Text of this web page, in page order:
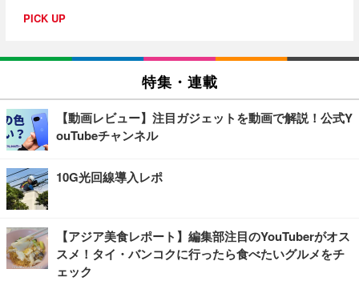
PICK UP
特集・連載
【動画レビュー】注目ガジェットを動画で解説！公式Y
ouTubeチャンネル
10G光回線導入レポ
【アジア美食レポート】編集部注目のYouTuberがオス
スメ！タイ・バンコクに行ったら食べたいグルメをチ
ェック